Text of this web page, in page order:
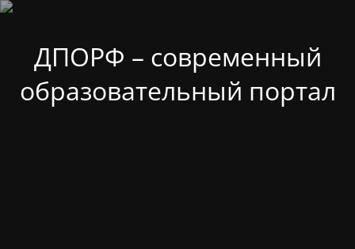
ДПОРФ – современный
образовательный портал